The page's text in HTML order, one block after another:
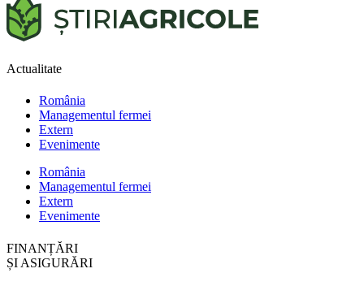
Actualitate
România
Managementul fermei
Extern
Evenimente
România
Managementul fermei
Extern
Evenimente
FINANȚĂRI
ȘI ASIGURĂRI